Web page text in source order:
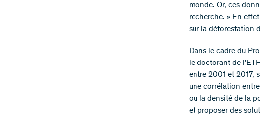
monde. Or, ces
recherche. » En
sur la déforestation
Dans le cadre du
le doctorant de
entre 2001 et 2017,
une corrélation
ou la densité de la
et proposer des